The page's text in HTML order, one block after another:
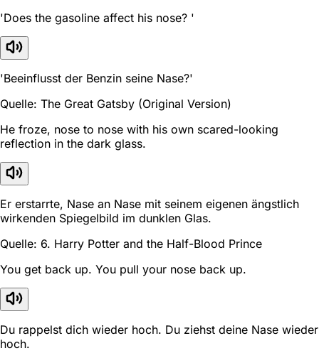
'Does the gasoline affect his nose? '
'Beeinflusst der Benzin seine Nase?'
Quelle: The Great Gatsby (Original Version)
He froze, nose to nose with his own scared-looking
reflection in the dark glass.
Er erstarrte, Nase an Nase mit seinem eigenen ängstlich
wirkenden Spiegelbild im dunklen Glas.
Quelle: 6. Harry Potter and the Half-Blood Prince
You get back up. You pull your nose back up.
Du rappelst dich wieder hoch. Du ziehst deine Nase wieder
hoch.